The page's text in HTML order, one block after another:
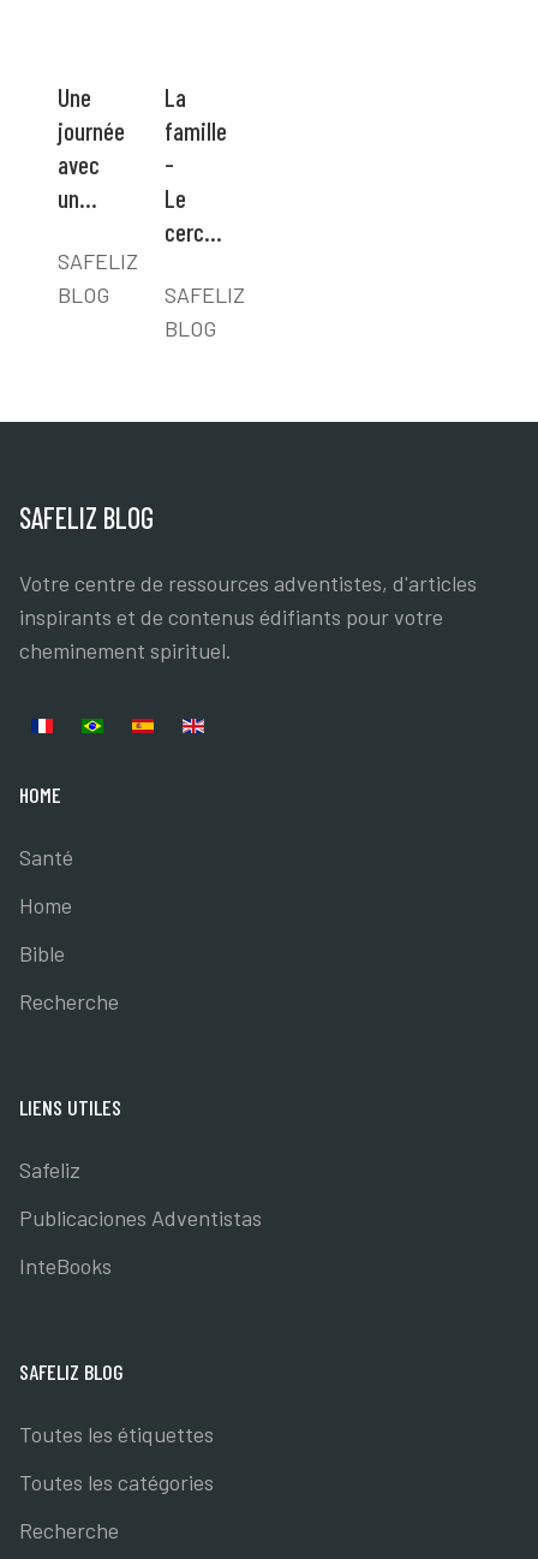
Une
journée
avec
un…
SAFELIZ
BLOG
La
famille
-
Le
cerc…
SAFELIZ
BLOG
SAFELIZ BLOG
Votre centre de ressources adventistes, d'articles
inspirants et de contenus édifiants pour votre
cheminement spirituel.
Sélectionnez votre langue
HOME
Santé
Home
Bible
Recherche
LIENS UTILES
Safeliz
Publicaciones Adventistas
InteBooks
SAFELIZ BLOG
Toutes les étiquettes
Toutes les catégories
Recherche